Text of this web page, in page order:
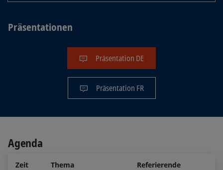
Präsentationen
Präsentation DE
Präsentation FR
Agenda
Zeit Thema Referierende